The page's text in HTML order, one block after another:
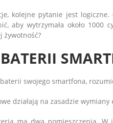
kolejne pytanie jest logiczne.
aby wytrzymała około 1000
żywotność?
swojego smartfona,
działają na zasadzie